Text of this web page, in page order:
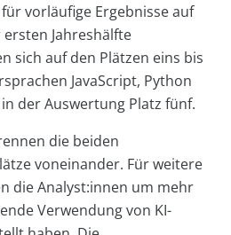
vorläufige Ergebnisse auf
Jahreshälfte
sich auf den Plätzen eins bis
JavaScript, Python
in der Auswertung Platz fünf.
die beiden
voneinander. Für weitere
die Analyst:innen um mehr
Verwendung von KI-